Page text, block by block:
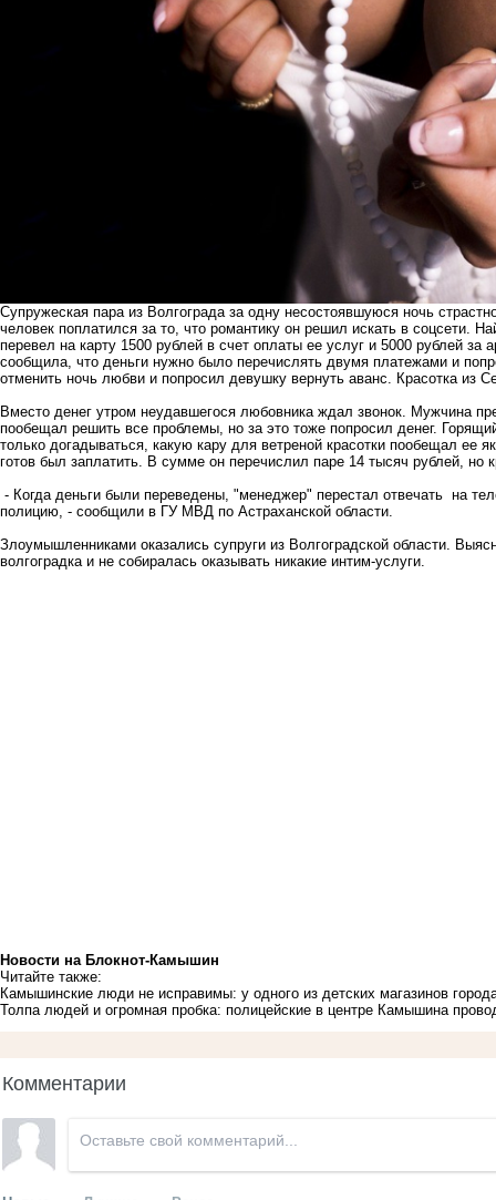
Супружеская пара из Волгограда за одну несостоявшуюся ночь
человек поплатился за то, что романтику он решил искать в соцсети.
перевел на карту 1500 рублей в счет оплаты ее услуг и 5000 рублей
сообщила, что деньги нужно было перечислять двумя платежами и
отменить ночь любви и попросил девушку вернуть аванс. Красотка из
Вместо денег утром неудавшегося любовника ждал звонок. Мужчина
пообещал решить все проблемы, но за это тоже попросил денег.
только догадываться, какую кару для ветреной красотки пообещал ее
готов был заплатить. В сумме он перечислил паре 14 тысяч рублей, но
- Когда деньги были переведены, "менеджер" перестал отвечать на
полицию, - сообщили в ГУ МВД по Астраханской области.
Злоумышленниками оказались супруги из Волгоградской области.
волгоградка и не собиралась оказывать никакие интим-услуги.
Новости на Блoкнoт-Камышин
Читайте также:
Камышинские люди не исправимы: у одного из детских магазинов
Толпа людей и огромная пробка: полицейские в центре Камышина
Комментарии